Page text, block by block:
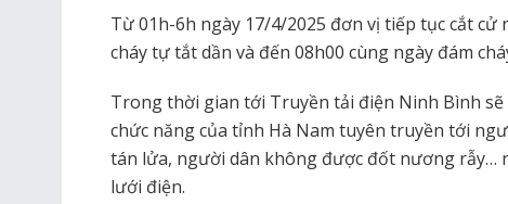
Từ 01h-6h ngày 17/4/2025 đơn vị tiếp tục cắt cử
cháy tự tắt dần và đến 08h00 cùng ngày đám
Trong thời gian tới Truyền tải điện Ninh Bình sẽ
chức năng của tỉnh Hà Nam tuyên truyền tới
tán lửa, người dân không được đốt nương rẫy…
lưới điện.